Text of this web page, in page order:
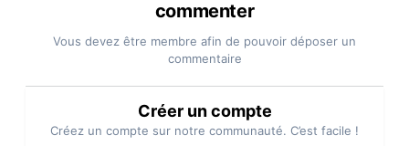
commenter
Vous devez être membre afin de pouvoir déposer un
commentaire
Créer un compte
Créez un compte sur notre communauté. C’est facile !